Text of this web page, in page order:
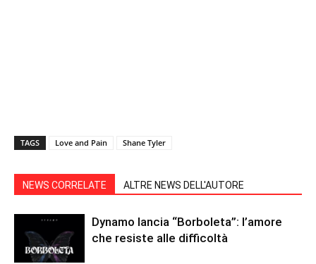
TAGS Love and Pain Shane Tyler
NEWS CORRELATE ALTRE NEWS DELL'AUTORE
Dynamo lancia “Borboleta”: l’amore
che resiste alle difficoltà